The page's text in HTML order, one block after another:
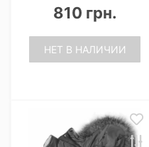
810 грн.
НЕТ В НАЛИЧИИ